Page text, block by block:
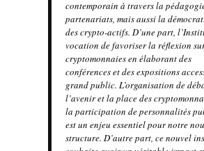
contemporain à travers la
partenariats, mais aussi la
des crypto-actifs. D’une part,
vocation de favoriser la réflexion
cryptomonnaies en élaborant des
conférences et des expositions
grand public. L’organisation de
l’avenir et la place des
la participation de personnalités
est un enjeu essentiel pour notre
structure. D’autre part, ce nouvel